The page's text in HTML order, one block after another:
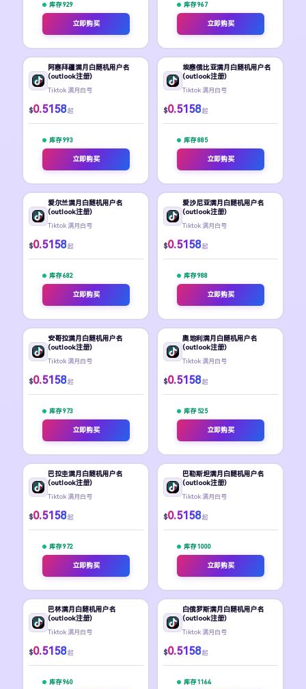
库存 929
立即购买
库存 967
立即购买
阿塞拜疆满月白随机用户名
(outlook注册)
Tiktok 满月白号
$0.5158 起
库存 993
立即购买
埃塞俄比亚满月白随机用户名
(outlook注册)
Tiktok 满月白号
$0.5158 起
库存 885
立即购买
爱尔兰满月白随机用户名
(outlook注册)
Tiktok 满月白号
$0.5158 起
库存 682
立即购买
爱沙尼亚满月白随机用户名
(outlook注册)
Tiktok 满月白号
$0.5158 起
库存 988
立即购买
安哥拉满月白随机用户名
(outlook注册)
Tiktok 满月白号
$0.5158 起
库存 973
立即购买
奥地利满月白随机用户名
(outlook注册)
Tiktok 满月白号
$0.5158 起
库存 525
立即购买
巴拉圭满月白随机用户名
(outlook注册)
Tiktok 满月白号
$0.5158 起
库存 972
立即购买
巴勒斯坦满月白随机用户名
(outlook注册)
Tiktok 满月白号
$0.5158 起
库存 1000
立即购买
巴林满月白随机用户名
(outlook注册)
Tiktok 满月白号
$0.5158 起
库存 960
白俄罗斯满月白随机用户名
(outlook注册)
Tiktok 满月白号
$0.5158 起
库存 1164